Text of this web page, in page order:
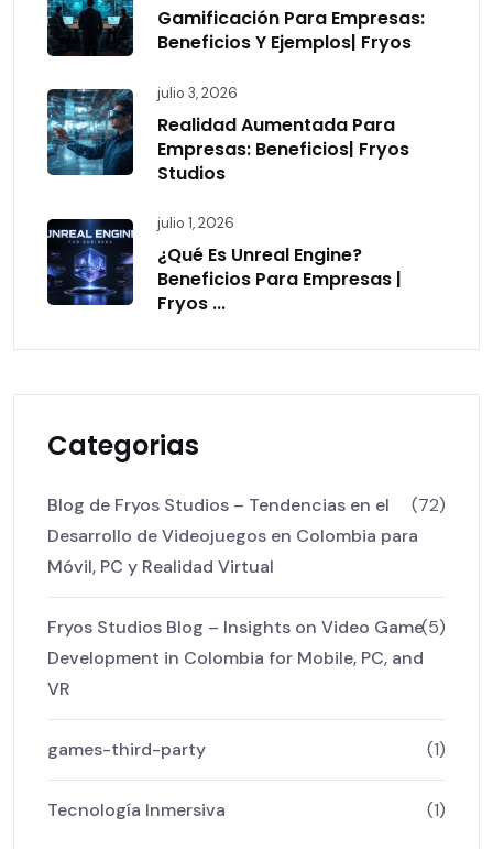
Gamificación Para Empresas:
Beneficios Y Ejemplos| Fryos
julio 3, 2026
Realidad Aumentada Para
Empresas: Beneficios| Fryos
Studios
julio 1, 2026
¿Qué Es Unreal Engine?
Beneficios Para Empresas |
Fryos ...
Categorias
Blog de Fryos Studios – Tendencias en el
Desarrollo de Videojuegos en Colombia para
Móvil, PC y Realidad Virtual
(72)
Fryos Studios Blog – Insights on Video Game
Development in Colombia for Mobile, PC, and
VR
(5)
games-third-party (1)
Tecnología Inmersiva (1)